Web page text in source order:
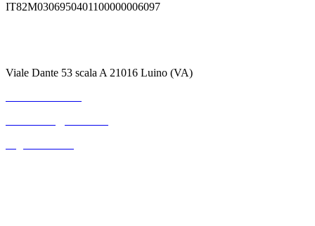
IT82M0306950401100000006097
Viale Dante 53 scala A 21016 Luino (VA)